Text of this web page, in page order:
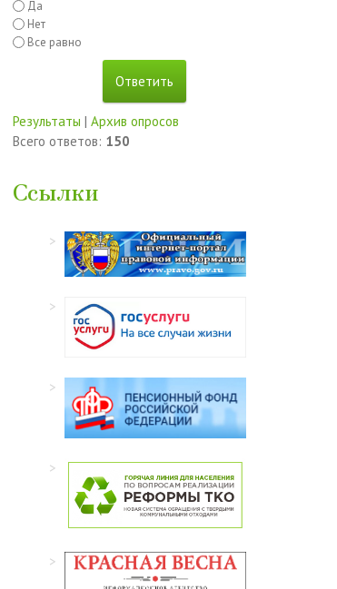
Да
Нет
Все равно
Результаты | Архив опросов
Всего ответов: 150
Ссылки